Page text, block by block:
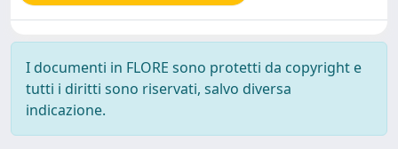
I documenti in FLORE sono protetti da copyright e
tutti i diritti sono riservati, salvo diversa
indicazione.